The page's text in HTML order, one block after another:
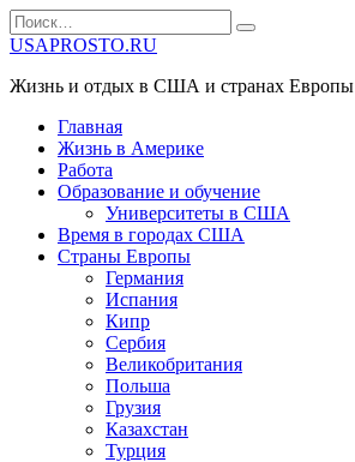
Перейти
к
Search
for:
USAPROSTO.RU
Жизнь и отдых в США и странах Европы
Главная
Жизнь в Америке
Работа
Образование и обучение
Университеты в США
Время в городах США
Страны Европы
Германия
Испания
Кипр
Сербия
Великобритания
Польша
Грузия
Казахстан
Турция